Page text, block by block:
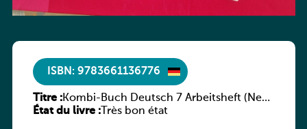
ISBN: 9783661136776
Titre :Kombi-Buch Deutsch 7 Arbeitsheft (Neue
Ausgabe Luxemburg)
État du livre :Très bon état